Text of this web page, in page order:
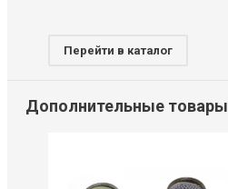
Перейти в каталог
Дополнительные товары